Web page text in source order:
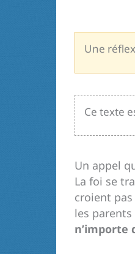
Une
Ce texte
Un appel
La foi se
croient
les
n’importe